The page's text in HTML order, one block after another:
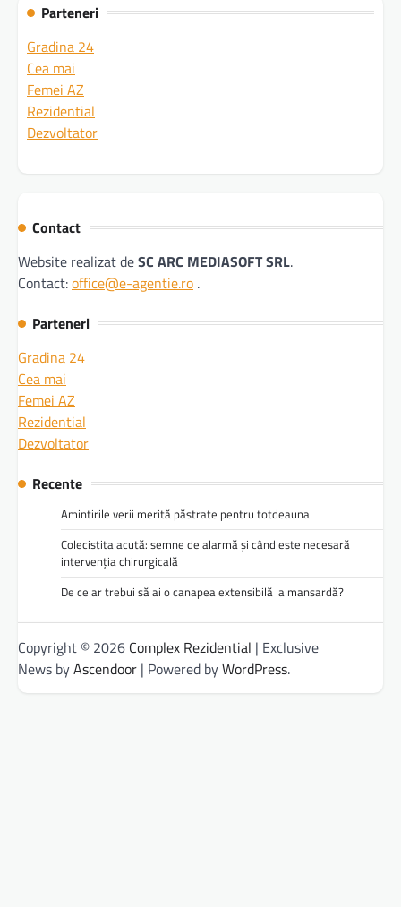
Parteneri
Gradina 24
Cea mai
Femei AZ
Rezidential
Dezvoltator
Contact
Website realizat deSC ARC MEDIASOFT SRL.
Contact:office@e-agentie.ro .
Parteneri
Gradina 24
Cea mai
Femei AZ
Rezidential
Dezvoltator
Recente
Amintirile verii merită păstrate pentru totdeauna
Colecistita acută: semne de alarmă și când este necesară
intervenția chirurgicală
De ce ar trebui să ai o canapea extensibilă la mansardă?
Copyright © 2026 Complex Rezidential | Exclusive
News byAscendoor | Powered byWordPress.